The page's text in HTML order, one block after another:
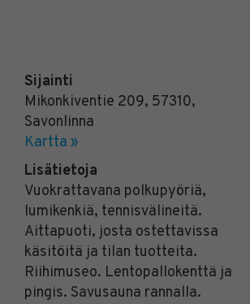
Sijainti
Mikonkiventie 209, 57310,
Savonlinna
Kartta »
Lisätietoja
Vuokrattavana polkupyöriä,
lumikenkiä, tennisvälineitä.
Aittapuoti, josta ostettavissa
käsitöitä ja tilan tuotteita.
Riihimuseo. Lentopallokenttä ja
pingis. Savusauna rannalla.